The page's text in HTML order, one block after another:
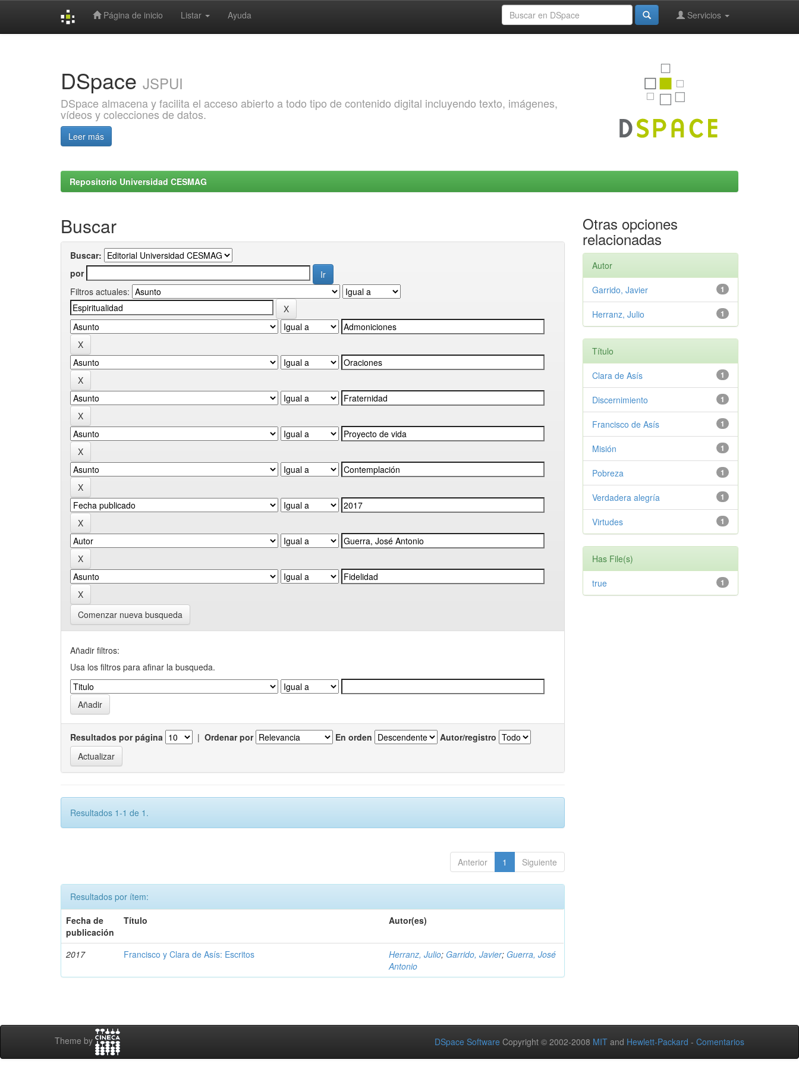
Página de inicio Listar Ayuda Servicios
DSpace JSPUI
DSpace almacena y facilita el acceso abierto a todo tipo de contenido digital incluyendo texto, imágenes,
vídeos y colecciones de datos.
Leer más
Repositorio Universidad CESMAG
Buscar
Buscar:
por
Filtros actuales:
Comenzar nueva busqueda
Añadir filtros:
Usa los filtros para afinar la busqueda.
Resultados por página | Ordenar por En orden Autor/registro
Resultados 1-1 de 1.
Anterior 1 Siguiente
Resultados por ítem:
Fecha de
publicación
Título Autor(es)
2017 Francisco y Clara de Asís: Escritos Herranz, Julio; Garrido, Javier; Guerra, José
Antonio
Otras opciones
relacionadas
Autor
1
Garrido, Javier
1
Herranz, Julio
Título
1
Clara de Asís
1
Discernimiento
1
Francisco de Asís
1
Misión
1
Pobreza
1
Verdadera alegría
1
Virtudes
Has File(s)
1
true
Theme by DSpace Software Copyright © 2002-2008 MIT and Hewlett-Packard - Comentarios